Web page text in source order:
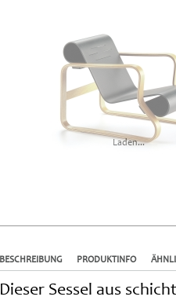
Laden...
BESCHREIBUNG PRODUKTINFO
Dieser Sessel aus